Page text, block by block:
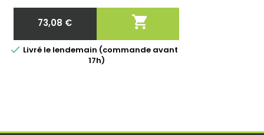
Prix
73,08 € 
 Livré le lendemain (commande avant
17h)